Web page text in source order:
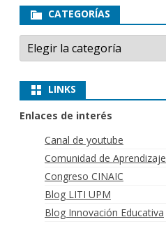
CATEGORÍAS
Categorías
LINKS
Enlaces de interés
Canal de youtube
Comunidad de Aprendizaje
Congreso CINAIC
Blog LITI UPM
Blog Innovación Educativa